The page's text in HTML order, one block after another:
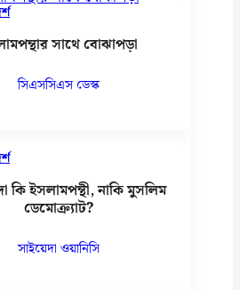
সাথে বোঝাপড়া
সিএসসিএস ডেস্ক
কি ইসলামপন্থী, নাকি মুসলিম
ডেমোক্র্যাট?
সাইয়েদা ওয়ানিসি